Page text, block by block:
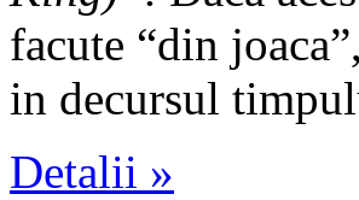
facute “din
in decursul
Detalii »